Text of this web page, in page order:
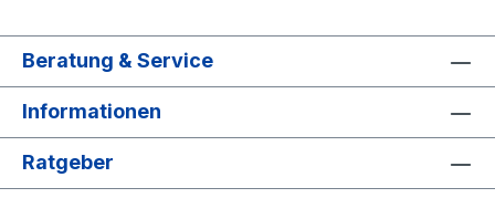
Beratung & Service
Informationen
Ratgeber